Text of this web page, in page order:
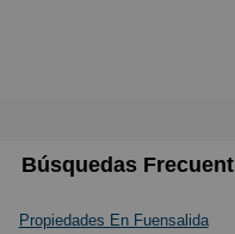
Propiedades En Fuensalida